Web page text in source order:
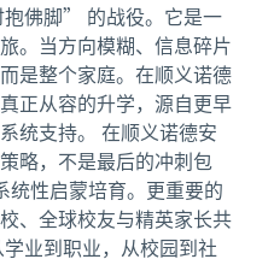
佛脚” 的战役。它是一
。当方向模糊、信息碎片
是整个家庭。在顺义诺德
正从容的升学，源自更早
统支持。 在顺义诺德安
略，不是最后的冲刺包
统性启蒙培育。更重要的
、全球校友与精英家长共
业到职业，从校园到社